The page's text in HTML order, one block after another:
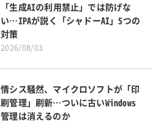
「生成AIの利用禁止」では防げな
い…IPAが説く「シャドーAI」5つの
対策
2026/08/03
情シス騒然、マイクロソフトが「印
刷管理」刷新…ついに古いWindows
管理は消えるのか